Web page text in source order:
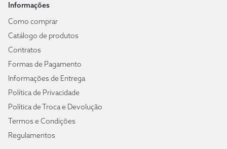
Informações
Como comprar
Catálogo de produtos
Contratos
Formas de Pagamento
Informações de Entrega
Política de Privacidade
Política de Troca e Devolução
Termos e Condições
Regulamentos